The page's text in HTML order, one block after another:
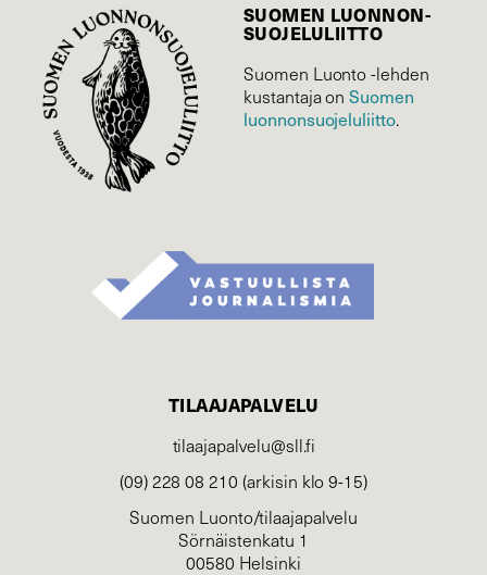
SUOMEN LUONNON­
SUOJELU­LIITTO
Suomen Luonto -lehden
kustantaja onSuomen
luonnonsuojelu­liitto.
TILAAJAPALVELU
tilaajapalvelu@sll.fi
(09) 228 08 210 (arkisin klo 9-15)
Suomen Luonto/tilaajapalvelu
Sörnäistenkatu 1
00580 Helsinki